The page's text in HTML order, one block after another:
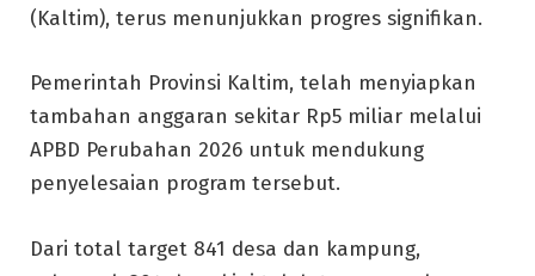
(Kaltim), terus menunjukkan progres signifikan.
Pemerintah Provinsi Kaltim, telah menyiapkan
tambahan anggaran sekitar Rp5 miliar melalui
APBD Perubahan 2026 untuk mendukung
penyelesaian program tersebut.
Dari total target 841 desa dan kampung,